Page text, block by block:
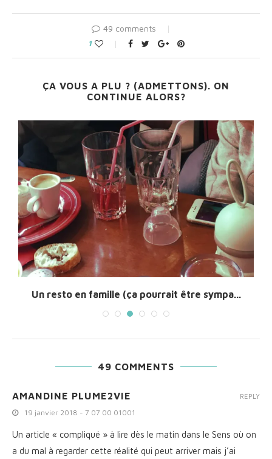
49 comments
1
ÇA VOUS A PLU ? (ADMETTONS). ON
CONTINUE ALORS?
Un resto en famille (ça pourrait être sympa...
49 COMMENTS
AMANDINE PLUME2VIE
19 janvier 2018 - 7 07 00 01001
Un article « compliqué » à lire dès le matin dans le Sens où on
a du mal à regarder cette réalité qui peut arriver mais j’ai
REPLY